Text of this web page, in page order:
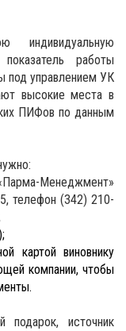
работы
под управлением УК
высокие места в
ПИФов по данным
Менеджмент»
телефон (342) 210-
картой виновнику
компании, чтобы
подарок, источник